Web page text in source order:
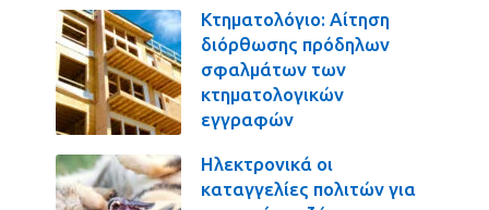
Κτηματολόγιο: Αίτηση
διόρθωσης πρόδηλων
σφαλμάτων των
κτηματολογικών
εγγραφών
Ηλεκτρονικά οι
καταγγελίες πολιτών για